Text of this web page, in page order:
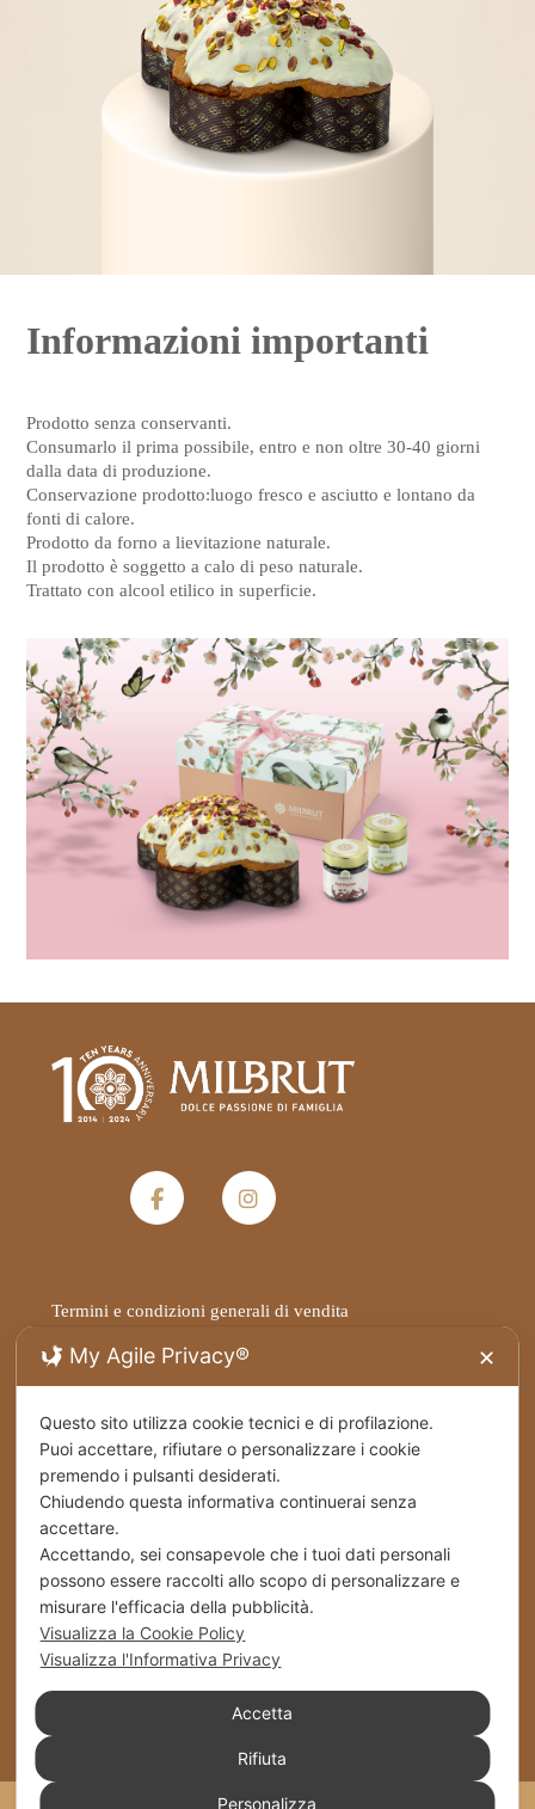
Informazioni importanti
Prodotto senza conservanti.
Consumarlo il prima possibile, entro e non oltre 30-40 giorni
dalla data di produzione.
Conservazione prodotto:luogo fresco e asciutto e lontano da
fonti di calore.
Prodotto da forno a lievitazione naturale.
Il prodotto è soggetto a calo di peso naturale.
Trattato con alcool etilico in superficie.
Termini e condizioni generali di vendita
Privacy Policy
Spedizioni
Stabilimento – Milbrut Dolce Passione di Famiglia
c/da Cappuccini – Messer Rinaldo SS 576 Naro
(Ag) Italy
+39 0922 835464
info@milbrut.com
My Agile Privacy® ✕
Questo sito utilizza cookie tecnici e di profilazione.
Puoi accettare, rifiutare o personalizzare i cookie
premendo i pulsanti desiderati.
Chiudendo questa informativa continuerai senza
accettare.
Accettando, sei consapevole che i tuoi dati personali
possono essere raccolti allo scopo di personalizzare e
misurare l'efficacia della pubblicità.
Visualizza la Cookie Policy
Visualizza l'Informativa Privacy
Accetta
Rifiuta
Personalizza